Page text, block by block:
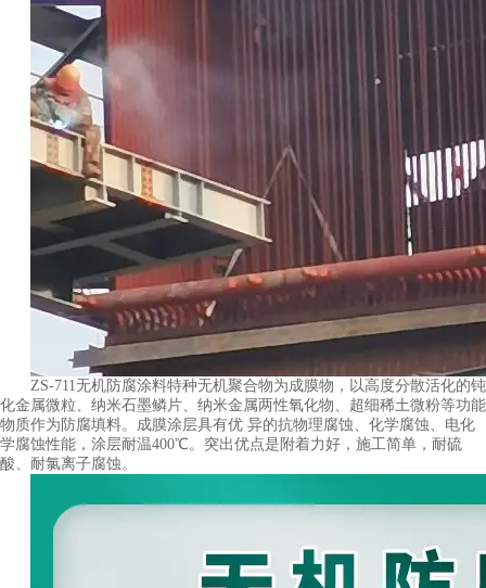
ZS-711无机防腐涂料特种无机聚合物为成膜物，以高度分散活化的钝
化金属微粒、纳米石墨鳞片、纳米金属两性氧化物、超细稀土微粉等功能
物质作为防腐填料。成膜涂层具有优 异的抗物理腐蚀、化学腐蚀、电化
学腐蚀性能，涂层耐温400℃。突出优点是附着力好，施工简单，耐硫
酸、耐氯离子腐蚀。